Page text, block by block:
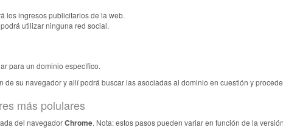
los ingresos publicitarios de la web.
utilizar ninguna red social.
para un dominio específico.
de su navegador y allí podrá buscar las asociadas al dominio en cuestión y
más polulares
del navegadorChrome. Nota: estos pasos pueden variar en función de la